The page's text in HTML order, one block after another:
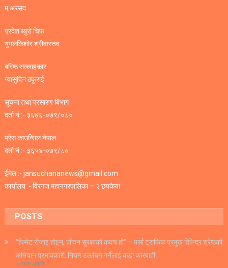
म.अरसद
प्रदेश ब्युरो चिफ
युगलकिशोर श्रीवास्तव
बरिष्ठ सल्लाहकार
ग्यासुदिन ठकुराई
सूचना तथा प्रसारण बिभाग
दर्ता नं :- ३६७६-०७९/०८०
प्रेस काउन्सिल नेपाल
दर्ता नं :- ३६५४-०७९/८०
ईमेल :- jansuchananews@gmail.com
कार्यालय :- विरगज महानगरपालिका – २ छपकैया
POSTS
“हेल्मेट रोजाइ होइन, जीवन सुरक्षाको कवच हो” – पर्सा ट्राफिक प्रमुख दिपेन्द्र श्रेष्ठको
अभियान प्रभावकारी, नियम उल्लंघन गर्नेलाई कडा कारबाही
९ घण्टा अगाडि